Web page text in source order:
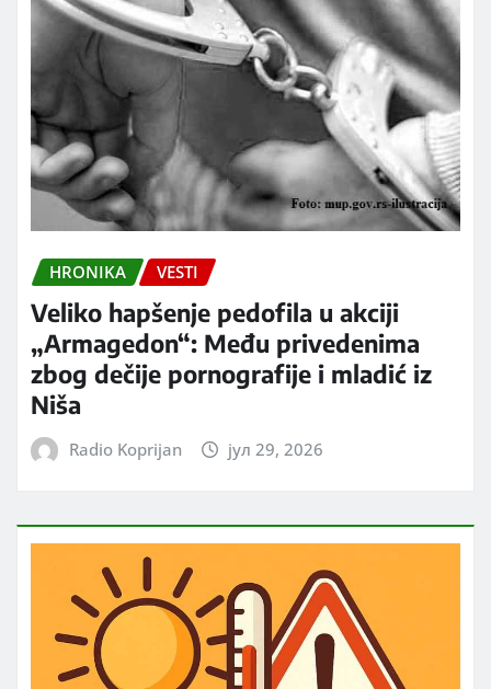
HRONIKA VESTI
Veliko hapšenje pedofila u akciji
„Armagedon“: Među privedenima
zbog dečije pornografije i mladić iz
Niša
Radio Koprijan јул 29, 2026